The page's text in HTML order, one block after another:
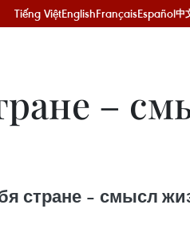
Tiếng ViệtEnglishFrançaisEspañol中
–
стране – смысл